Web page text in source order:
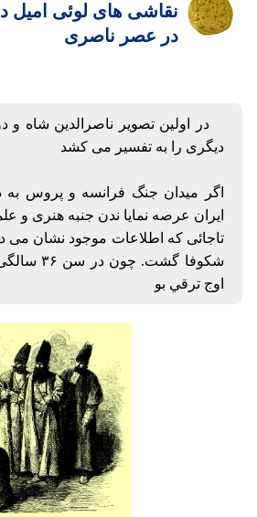
نقاشی ھای لوئی امیل
در عصر ناصری
در اولین تصویر ناصرالدین شاه و
دیگری را به تفسیر می کشد
اگر میدان جنگ فرانسه و پروس به
ایران عرصه نمایا ندن جنبه هنری و
تاجائی که اطلاعات موجود نشان می
شکوفا
اوج ترقي بو